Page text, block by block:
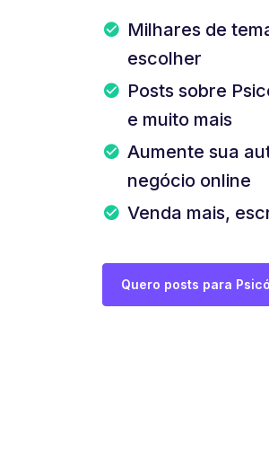
Milhares de
escolher
Posts sobre
e muito mais
Aumente sua
negócio online
Venda mais,
Quero posts para